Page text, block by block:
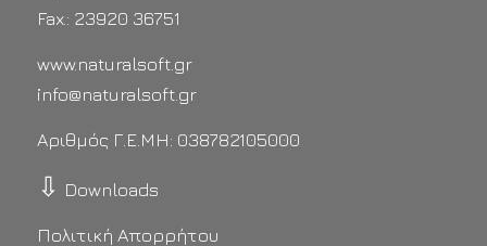
Fax.: 23920 36751
www.naturalsoft.gr
info@naturalsoft.gr
Αριθμός Γ.Ε.ΜΗ: 038782105000
⇩ Downloads
Πολιτική Απορρήτου